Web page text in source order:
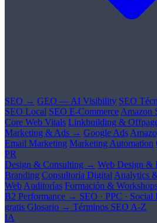
SEO → GEO — AI Visibility SEO
SEO Local SEO E-Commerce Amazon
Core Web Vitals Linkbuilding &
Marketing & Ads → Google Ads
Email Marketing Marketing Automation
PR
Design & Consulting → Web Design &
Branding Consultoría Digital Analytics
Web Auditorías Formación &
B2 Performance → SEO · PPC · Social
gratis Glosario → Términos SEO A-Z
IA